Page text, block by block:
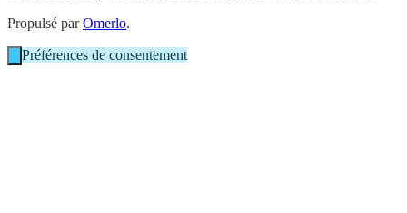
Propulsé parOmerlo.
Préférences de consentement